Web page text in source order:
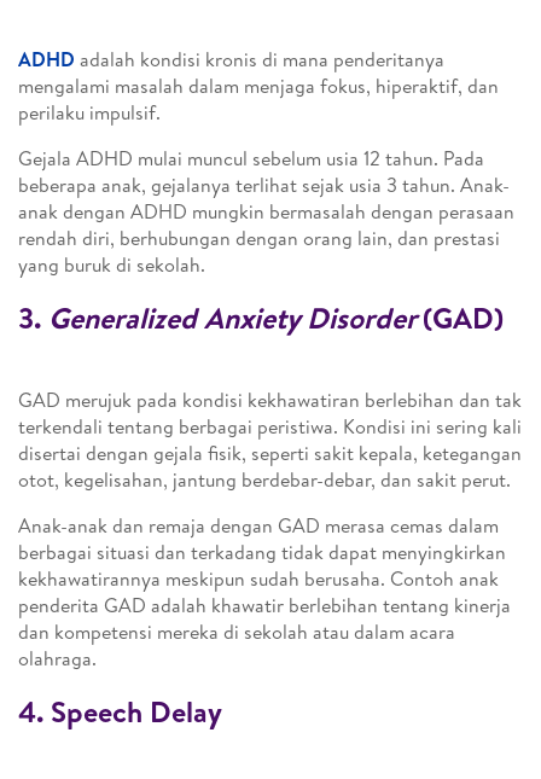
ADHD adalah kondisi kronis di mana penderitanya
mengalami masalah dalam menjaga fokus, hiperaktif, dan
perilaku impulsif.
Gejala ADHD mulai muncul sebelum usia 12 tahun. Pada
beberapa anak, gejalanya terlihat sejak usia 3 tahun. Anak-
anak dengan ADHD mungkin bermasalah dengan perasaan
rendah diri, berhubungan dengan orang lain, dan prestasi
yang buruk di sekolah.
3. Generalized Anxiety Disorder(GAD)
GAD merujuk pada kondisi kekhawatiran berlebihan dan tak
terkendali tentang berbagai peristiwa. Kondisi ini sering kali
disertai dengan gejala fisik, seperti sakit kepala, ketegangan
otot, kegelisahan, jantung berdebar-debar, dan sakit perut.
Anak-anak dan remaja dengan GAD merasa cemas dalam
berbagai situasi dan terkadang tidak dapat menyingkirkan
kekhawatirannya meskipun sudah berusaha. Contoh anak
penderita GAD adalah khawatir berlebihan tentang kinerja
dan kompetensi mereka di sekolah atau dalam acara
olahraga.
4. Speech Delay